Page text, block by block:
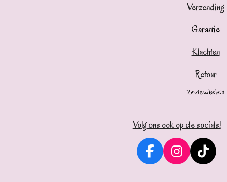
Verzending
Garantie
Klachten
Retour
Reviewbeleid
Volg ons ook op de socials!
F
a
I
n
T
i